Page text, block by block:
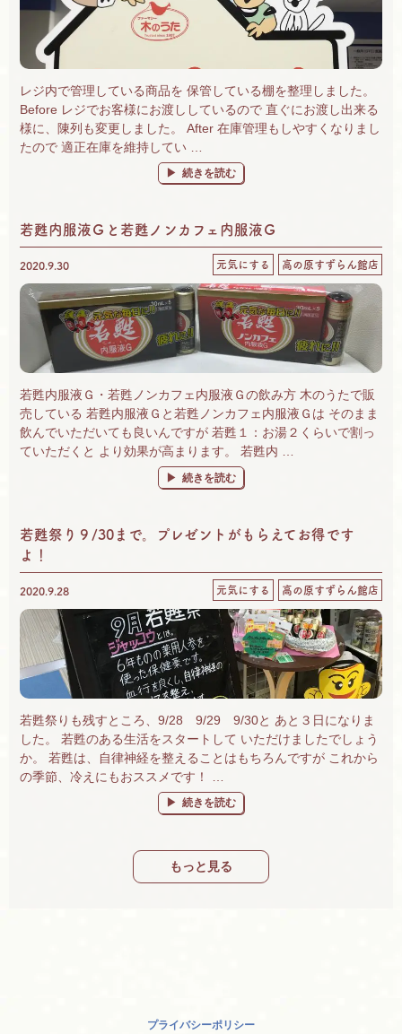
レジ内で管理している商品を 保管している棚を整理しました。
Before レジでお客様にお渡ししているので 直ぐにお渡し出来る
様に、陳列も変更しました。 After 在庫管理もしやすくなりまし
たので 適正在庫を維持してい …
“レジ内の商品管理しました。” の
続きを読む
若甦内服液Ｇと若甦ノンカフェ内服液Ｇ
2020.9.30 元気にする 高の原すずらん館店
若甦内服液Ｇ・若甦ノンカフェ内服液Ｇの飲み方 木のうたで販
売している 若甦内服液Ｇと若甦ノンカフェ内服液Ｇは そのまま
飲んでいただいても良いんですが 若甦１：お湯２くらいで割っ
ていただくと より効果が高まります。 若甦内 …
“若甦内服液Ｇと若甦ノンカフェ内服液Ｇ” の
続きを読む
若甦祭り９/30まで。プレゼントがもらえてお得です
よ！
2020.9.28 元気にする 高の原すずらん館店
若甦祭りも残すところ、9/28 9/29 9/30と あと３日になりま
した。 若甦のある生活をスタートして いただけましたでしょう
か。 若甦は、自律神経を整えることはもちろんですが これから
の季節、冷えにもおススメです！ …
“若甦祭り９/30まで。プレゼントがもらえて
続きを読む
もっと見る
プライバシーポリシー